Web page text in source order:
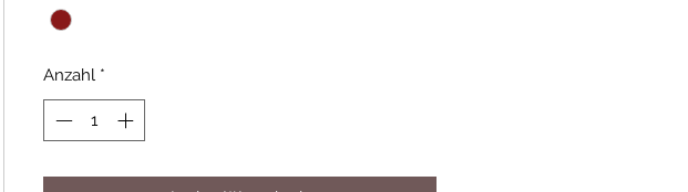
Anzahl *